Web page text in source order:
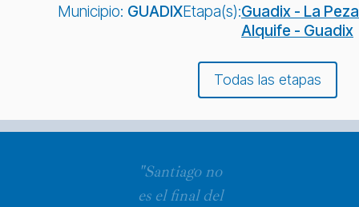
Municipio: GUADIXEtapa(s):Guadix - La Peza
Alquife - Guadix
Todas las etapas
"Santiago no
es el final del